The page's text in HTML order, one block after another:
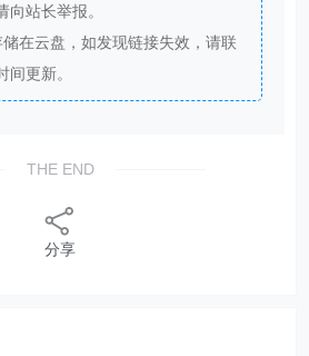
向站长举报。
在云盘，如发现链接失效，请联
间更新。
THE END
分享